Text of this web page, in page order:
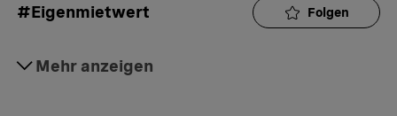
#Eigenmietwert Folgen
Mehr anzeigen
#Richtigwichtig